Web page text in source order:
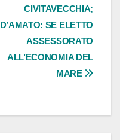
CIVITAVECCHIA;
D’AMATO: SE ELETTO
ASSESSORATO
ALL’ECONOMIA DEL
MARE